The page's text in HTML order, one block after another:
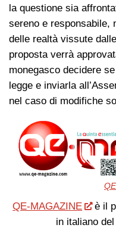
la questione sia
sereno e responsabile,
delle realtà vissute
proposta verrà
monegasco decidere
legge e inviarla
nel caso di modifiche
QE-MAGAZINE
è il
in italiano